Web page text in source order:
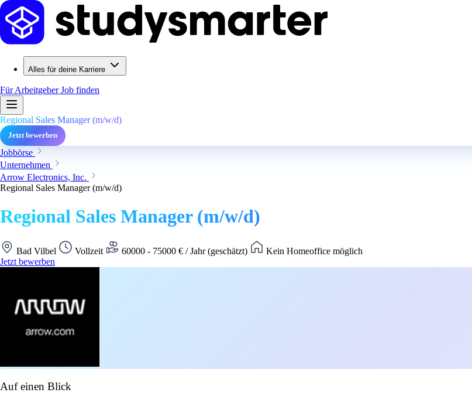
Alles für deine Karriere
Für ArbeitgeberJob finden
Regional Sales Manager (m/w/d)
Jetzt bewerben
Jobbörse
Unternehmen
Arrow Electronics, Inc.
Regional Sales Manager (m/w/d)
Regional Sales Manager (m/w/d)
Bad Vilbel Vollzeit 60000 - 75000 € / Jahr (geschätzt)
Kein Homeoffice möglich
Jetzt bewerben
Auf einen Blick